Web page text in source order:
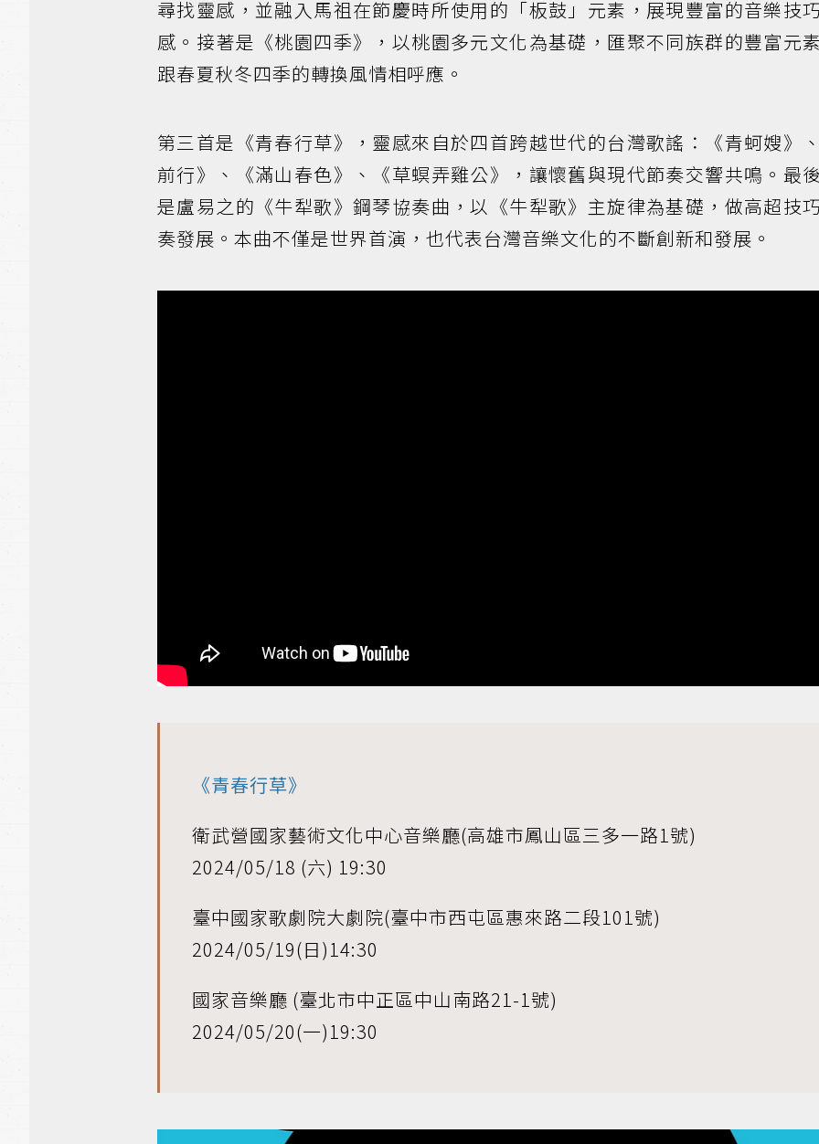
尋找靈感，並融入馬祖在節慶時所使用的「板鼓」元素，展現豐富的音樂技
感。接著是《桃園四季》，以桃園多元文化為基礎，匯聚不同族群的豐富元
跟春夏秋冬四季的轉換風情相呼應。
第三首是《青春行草》，靈感來自於四首跨越世代的台灣歌謠：《青蚵嫂》
前行》、《滿山春色》、《草螟弄雞公》，讓懷舊與現代節奏交響共鳴。最
是盧易之的《牛犁歌》鋼琴協奏曲，以《牛犁歌》主旋律為基礎，做高超技
奏發展。本曲不僅是世界首演，也代表台灣音樂文化的不斷創新和發展。
《青春行草》
衛武營國家藝術文化中心音樂廳(高雄市鳳山區三多一路1號)
2024/05/18 (六) 19:30
臺中國家歌劇院大劇院(臺中市西屯區惠來路二段101號)
2024/05/19(日)14:30
國家音樂廳 (臺北市中正區中山南路21-1號)
2024/05/20(一)19:30